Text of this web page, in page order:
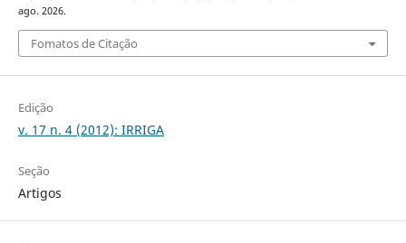
ago. 2026.
Fomatos de Citação
Edição
v. 17 n. 4 (2012): IRRIGA
Seção
Artigos